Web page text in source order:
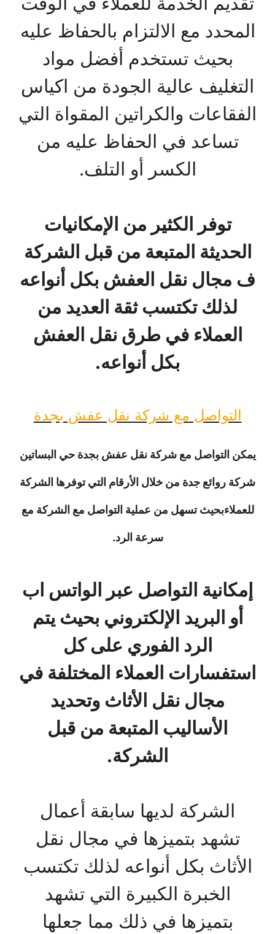
المحدد مع الالتزام بالحفاظ عليه
بحيث تستخدم أفضل مواد
التغليف عالية الجودة من اكياس
الفقاعات والكراتين المقواة التي
تساعد في الحفاظ عليه من
الكسر أو التلف.
توفر الكثير من الإمكانيات
الحديثة المتبعة من قبل الشركة
ف مجال نقل العفش بكل أنواعه
لذلك تكتسب ثقة العديد من
العملاء في طرق نقل العفش
بكل أنواعه.
التواصل مع شركة نقل عفش بجدة
يمكن التواصل مع شركة نقل عفش بجدة حي البساتين
شركة روائع جدة من خلال الأرقام التي توفرها الشركة
للعملاءبحيث تسهل من عملية التواصل مع الشركة مع
سرعة الرد.
إمكانية التواصل عبر الواتس اب
أو البريد الإلكتروني بحيث يتم
الرد الفوري على كل
استفسارات العملاء المختلفة في
مجال نقل الأثاث وتحديد
الأساليب المتبعة من قبل
الشركة.
الشركة لديها سابقة أعمال
تشهد بتميزها في مجال نقل
الأثاث بكل أنواعه لذلك تكتسب
الخبرة الكبيرة التي تشهد
بتميزها في ذلك مما جعلها